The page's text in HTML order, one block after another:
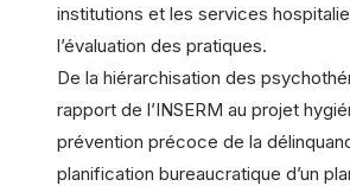
institutions et les services
l’évaluation des pratiques.
De la hiérarchisation des
rapport de l’INSERM au projet
prévention précoce de la
planification bureaucratique d’un